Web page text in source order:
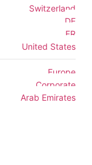
Switzerland
DE
FR
United States
Europe
Corporate
Arab Emirates